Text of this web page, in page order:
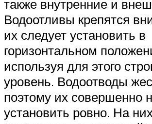
также внутренние и
Водоотливы крепятся
их следует установить в
горизонтальном
используя для этого
уровень. Водоотводы
поэтому их совершенно
установить ровно. На